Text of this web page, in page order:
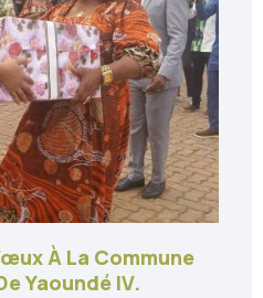
À La Commune
Yaoundé IV.